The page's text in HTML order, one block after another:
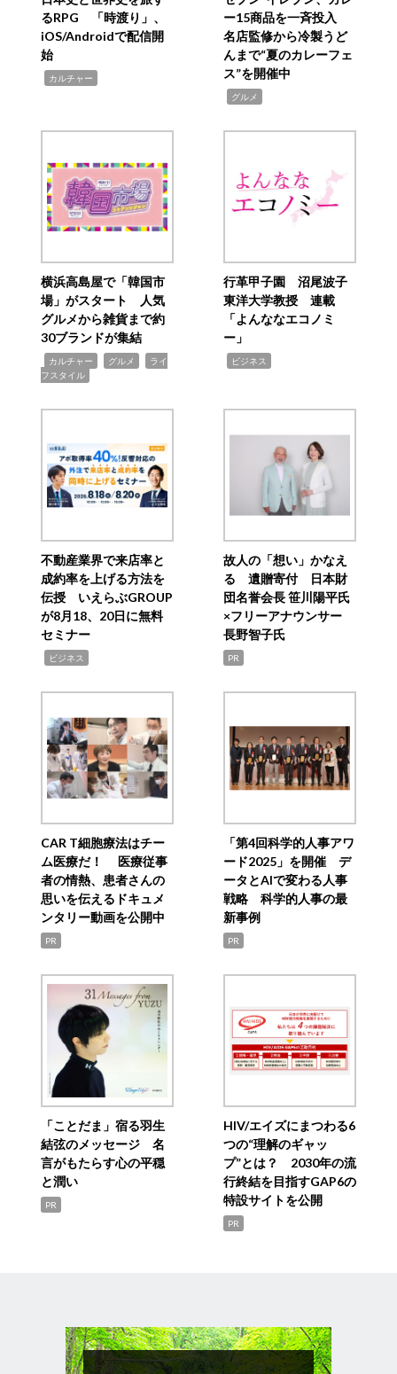
るRPG 「時渡り」、
iOS/Androidで配信開
始
カルチャー
ー15商品を一斉投入
名店監修から冷製うど
んまで“夏のカレーフェ
ス”を開催中
グルメ
横浜高島屋で「韓国市
場」がスタート 人気
グルメから雑貨まで約
30ブランドが集結
カルチャー グルメ
ライ
フスタイル
行革甲子園 沼尾波子
東洋大学教授 連載
「よんななエコノミ
ー」
ビジネス
不動産業界で来店率と
成約率を上げる方法を
伝授 いえらぶGROUP
が8月18、20日に無料
セミナー
ビジネス
故人の「想い」かなえ
る 遺贈寄付 日本財
団名誉会長 笹川陽平氏
×フリーアナウンサー
長野智子氏
PR
CAR T細胞療法はチー
ム医療だ！ 医療従事
者の情熱、患者さんの
思いを伝えるドキュメ
ンタリー動画を公開中
PR
「第4回科学的人事アワ
ード2025」を開催 デ
ータとAIで変わる人事
戦略 科学的人事の最
新事例
PR
「ことだま」宿る羽生
結弦のメッセージ 名
言がもたらす心の平穏
と潤い
PR
HIV/エイズにまつわる6
つの“理解のギャッ
プ”とは？ 2030年の流
行終結を目指すGAP6の
特設サイトを公開
PR